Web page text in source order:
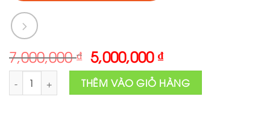
7,000,000₫ Original
price
was:
7,000,000 ₫.
5,000,000₫Current
price
is:
5,000,000 ₫.
Theme wordpress bán quần áo thời trang số lượng
THÊM VÀO GIỎ HÀNG